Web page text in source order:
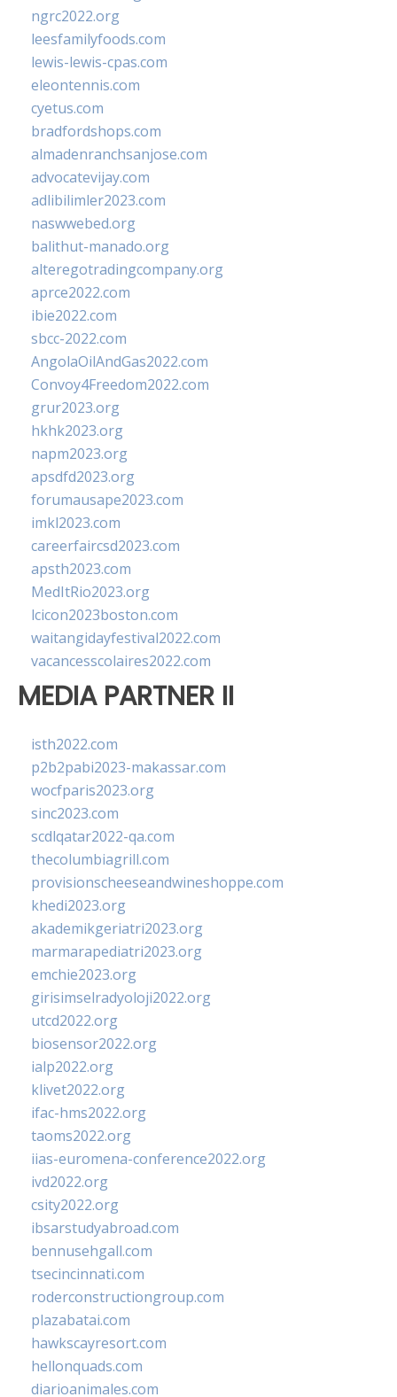
ngrc2022.org
leesfamilyfoods.com
lewis-lewis-cpas.com
eleontennis.com
cyetus.com
bradfordshops.com
almadenranchsanjose.com
advocatevijay.com
adlibilimler2023.com
naswwebed.org
balithut-manado.org
alteregotradingcompany.org
aprce2022.com
ibie2022.com
sbcc-2022.com
AngolaOilAndGas2022.com
Convoy4Freedom2022.com
grur2023.org
hkhk2023.org
napm2023.org
apsdfd2023.org
forumausape2023.com
imkl2023.com
careerfaircsd2023.com
apsth2023.com
MedItRio2023.org
lcicon2023boston.com
waitangidayfestival2022.com
vacancesscolaires2022.com
MEDIA PARTNER II
isth2022.com
p2b2pabi2023-makassar.com
wocfparis2023.org
sinc2023.com
scdlqatar2022-qa.com
thecolumbiagrill.com
provisionscheeseandwineshoppe.com
khedi2023.org
akademikgeriatri2023.org
marmarapediatri2023.org
emchie2023.org
girisimselradyoloji2022.org
utcd2022.org
biosensor2022.org
ialp2022.org
klivet2022.org
ifac-hms2022.org
taoms2022.org
iias-euromena-conference2022.org
ivd2022.org
csity2022.org
ibsarstudyabroad.com
bennusehgall.com
tsecincinnati.com
roderconstructiongroup.com
plazabatai.com
hawkscayresort.com
hellonquads.com
diarioanimales.com